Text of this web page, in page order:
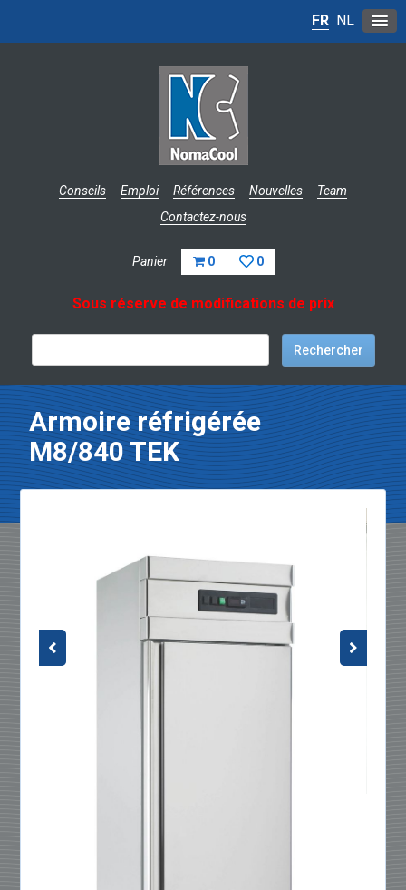
Conseils Emploi Références Nouvelles
Team
Contactez-nous
Panier 0 0
FR NL
Sous réserve de modifications de prix
Armoire réfrigérée
M8/840 TEK